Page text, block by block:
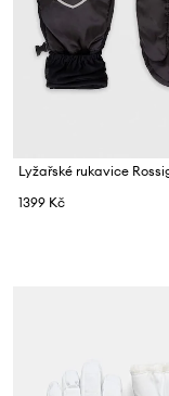
1399 Kč